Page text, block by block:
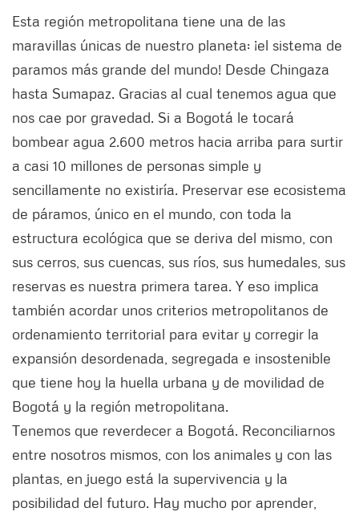
Esta región metropolitana tiene una de las
maravillas únicas de nuestro planeta: ¡el sistema de
paramos más grande del mundo! Desde Chingaza
hasta Sumapaz. Gracias al cual tenemos agua que
nos cae por gravedad. Si a Bogotá le tocará
bombear agua 2.600 metros hacia arriba para surtir
a casi 10 millones de personas simple y
sencillamente no existiría. Preservar ese ecosistema
de páramos, único en el mundo, con toda la
estructura ecológica que se deriva del mismo, con
sus cerros, sus cuencas, sus ríos, sus humedales, sus
reservas es nuestra primera tarea. Y eso implica
también acordar unos criterios metropolitanos de
ordenamiento territorial para evitar y corregir la
expansión desordenada, segregada e insostenible
que tiene hoy la huella urbana y de movilidad de
Bogotá y la región metropolitana.
Tenemos que reverdecer a Bogotá. Reconciliarnos
entre nosotros mismos, con los animales y con las
plantas, en juego está la supervivencia y la
posibilidad del futuro. Hay mucho por aprender,